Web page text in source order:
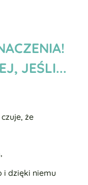
JEŚLI...
że
i dzięki niemu